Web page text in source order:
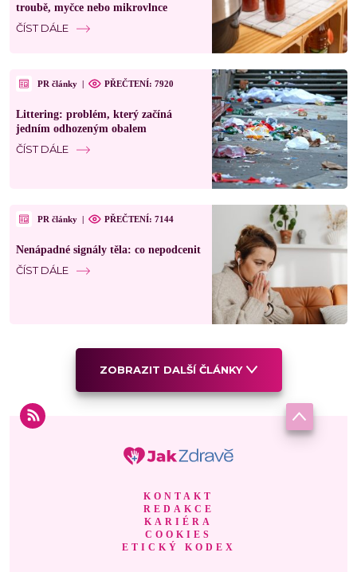
troubě, myčce nebo mikrovlnce
ČÍST DÁLE
PR články | PŘEČTENÍ: 7920
Littering: problém, který začíná
jedním odhozeným obalem
ČÍST DÁLE
PR články | PŘEČTENÍ: 7144
Nenápadné signály těla: co nepodcenit
ČÍST DÁLE
ZOBRAZIT DALŠÍ ČLÁNKY
KONTAKT
REDAKCE
KARIÉRA
COOKIES
ETICKÝ KODEX